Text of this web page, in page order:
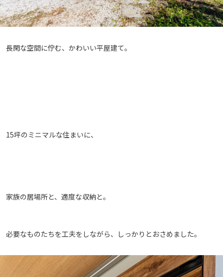
長閑な空間に佇む、かわいい平屋建て。
15坪のミニマルな住まいに、
家族の居場所と、適度な収納と。
必要なものたちを工夫をしながら、しっかりとおさめました。